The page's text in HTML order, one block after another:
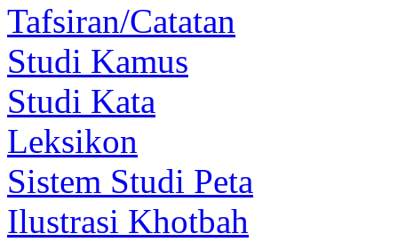
Tafsiran/Catatan
Studi Kamus
Studi Kata
Leksikon
Sistem Studi Peta
Ilustrasi Khotbah